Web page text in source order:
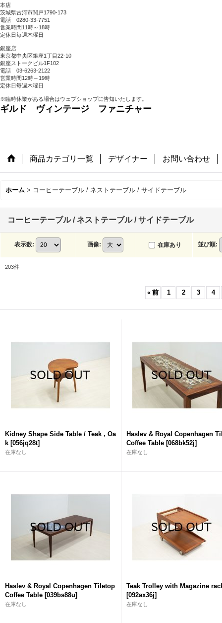
本店
茨城県古河市関戸1790-173
電話 0280-33-7751
営業時間11時～18時
定休日毎週木曜日
銀座店
東京都中央区銀座1丁目22-10
銀座ストークビル1F102
電話 03-6263-2122
営業時間12時～19時
定休日毎週木曜日
※臨時休業がある場合はウェブショップに告知いたします。
ギルド ヴィンテージ ファニチャー
商品カテゴリ一覧 デザイナー お問い合わせ
ホーム > コーヒーテーブル / ネストテーブル / サイドテーブル
コーヒーテーブル / ネストテーブル / サイドテーブル
表示数: 画像: 在庫あり 並び順:
203件
« 前 1 2 3 4
Kidney Shape Side Table / Teak , Oa
k [056jq28t]
在庫なし
Haslev & Royal Copenhagen
Coffee Table [068bk52j]
在庫なし
Haslev & Royal Copenhagen Tiletop
Coffee Table [039bs88u]
在庫なし
Teak Trolley with Magazine
[092ax36j]
在庫なし